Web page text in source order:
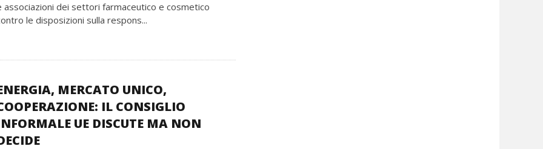
associazioni dei settori farmaceutico e cosmetico
le disposizioni sulla respons...
MERCATO UNICO,
IL CONSIGLIO
UE DISCUTE MA NON